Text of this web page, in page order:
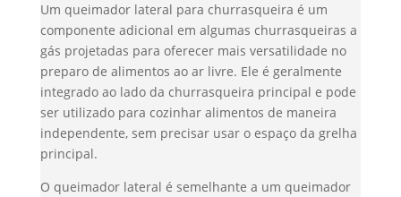
Um queimador lateral para churrasqueira é um
componente adicional em algumas churrasqueiras a
gás projetadas para oferecer mais versatilidade no
preparo de alimentos ao ar livre. Ele é geralmente
integrado ao lado da churrasqueira principal e pode
ser utilizado para cozinhar alimentos de maneira
independente, sem precisar usar o espaço da grelha
principal.
O queimador lateral é semelhante a um queimador